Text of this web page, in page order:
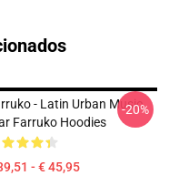
- Latin Urban Music
Farruko Hoodies
- € 45,95
-20%